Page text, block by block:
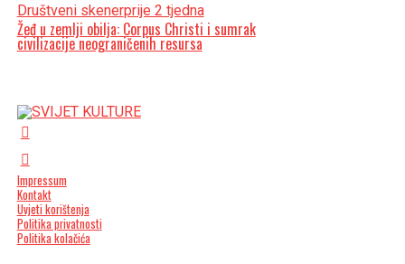
Društveni skenerprije 2 tjedna
Žeđ u zemlji obilja: Corpus Christi i sumrak
civilizacije neograničenih resursa
Impressum
Kontakt
Uvjeti korištenja
Politika privatnosti
Politika kolačića